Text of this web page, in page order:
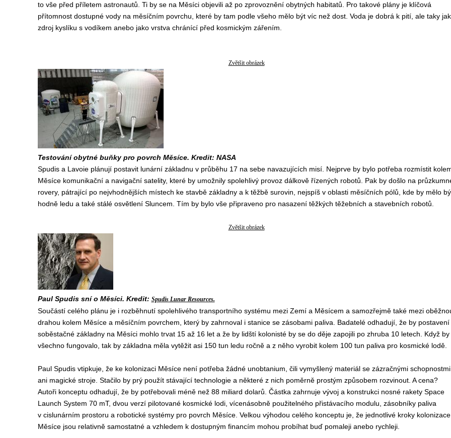
to vše před příletem astronautů. Ti by se na Měsíci objevili až po zprovoznění obytných habitatů. Pro takové plány je klíčová
přítomnost dostupné vody na měsíčním povrchu, které by tam podle všeho mělo být víc než dost. Voda je dobrá k pití, ale taky
zdroj kyslíku s vodíkem anebo jako vrstva chránící před kosmickým zářením.
Zvětšit obrázek
Testování obytné buňky pro povrch Měsíce. Kredit: NASA
Spudis a Lavoie plánují postavit lunární základnu v průběhu 17 na sebe navazujících misí. Nejprve by bylo potřeba rozmístit
Měsíce komunikační a navigační satelity, které by umožnily spolehlivý provoz dálkově řízených robotů. Pak by došlo na
rovery, pátrající po nejvhodnějších místech ke stavbě základny a k těžbě surovin, nejspíš v oblasti měsíčních pólů, kde by mělo
hodně ledu a také stálé osvětlení Sluncem. Tím by bylo vše připraveno pro nasazení těžkých těžebních a stavebních robotů.
Zvětšit obrázek
Paul Spudis sní o Měsíci. Kredit: Spudis Lunar Resources.
Součástí celého plánu je i rozběhnutí spolehlivého transportního systému mezi Zemí a Měsícem a samozřejmě také mezi
drahou kolem Měsíce a měsíčním povrchem, který by zahrnoval i stanice se zásobami paliva. Badatelé odhadují, že by postavení
soběstačné základny na Měsíci mohlo trvat 15 až 16 let a že by lidští kolonisté by se do děje zapojili po zhruba 10 letech. Když by
všechno fungovalo, tak by základna měla vytěžit asi 150 tun ledu ročně a z něho vyrobit kolem 100 tun paliva pro kosmické lodě.
Paul Spudis vtipkuje, že ke kolonizaci Měsíce není potřeba žádné unobtanium, čili vymyšlený materiál se zázračnými
ani magické stroje. Stačilo by prý použít stávající technologie a některé z nich poměrně prostým způsobem rozvinout. A cena?
Autoři konceptu odhadují, že by potřebovali méně než 88 miliard dolarů. Částka zahrnuje vývoj a konstrukci nosné rakety Space
Launch System 70 mT, dvou verzí pilotované kosmické lodi, vícenásobně použitelného přistávacího modulu, zásobníky paliva
v cislunárním prostoru a robotické systémy pro povrch Měsíce. Velkou výhodou celého konceptu je, že jednotlivé kroky kolonizace
Měsíce jsou relativně samostatné a vzhledem k dostupným financím mohou probíhat buď pomaleji anebo rychleji.